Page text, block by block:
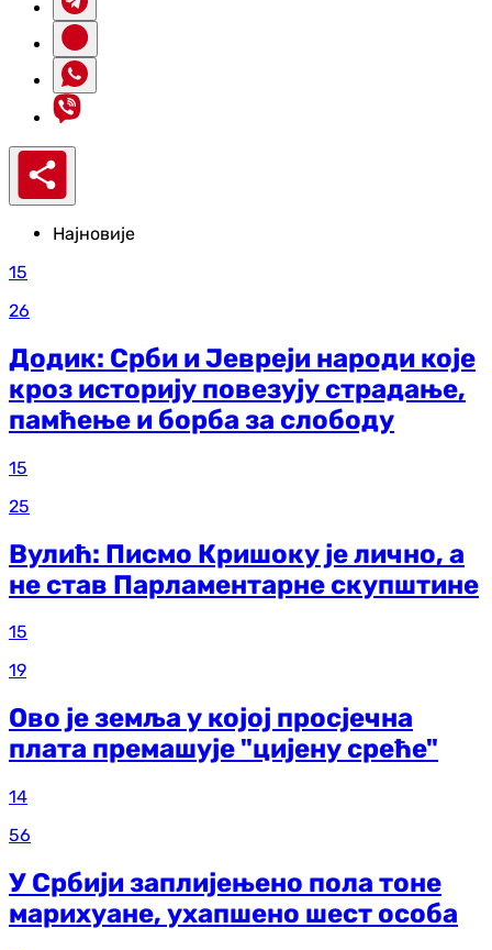
Најновије
15
26
Додик: Срби и Јевреји народи које
кроз историју повезују страдање,
памћење и борба за слободу
15
25
Вулић: Писмо Кришоку је лично, а
не став Парламентарне скупштине
15
19
Ово је земља у којој просјечна
плата премашује "цијену среће"
14
56
У Србији заплијењено пола тоне
марихуане, ухапшено шест особа